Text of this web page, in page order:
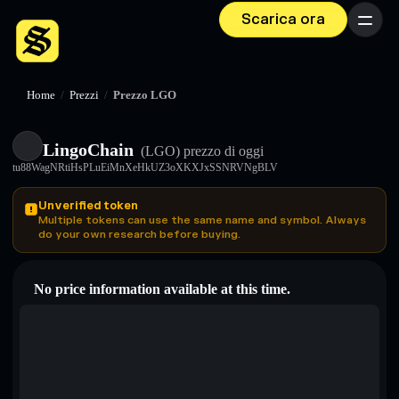
Scarica ora Menu
Home / Prezzi / Prezzo LGO
LingoChain (LGO) prezzo di oggi
tu88WagNRtiHsPLuEiMnXeHkUZ3oXKXJxSSNRVNgBLV
Unverified token
Multiple tokens can use the same name and symbol. Always
do your own research before buying.
No price information available at this time.